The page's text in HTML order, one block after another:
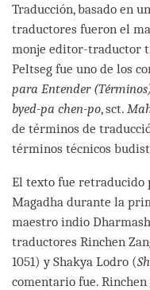
Traducción, basado en
traductores fueron el
monje editor-traductor
Peltseg fue uno de los
para Entender
byed-pa chen-po, sct.
de términos de
términos técnicos
El texto fue retraducido
Magadha durante la
maestro indio
traductores Rinchen
1051) y Shakya Lodro (
comentario fue.